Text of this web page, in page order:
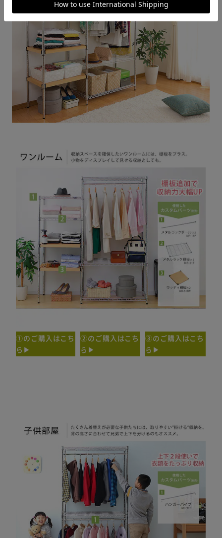
①のご購入はこち
ら▶
②のご購入はこち
ら▶
③のご購入はこち
ら▶